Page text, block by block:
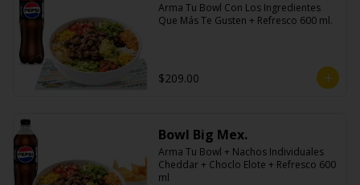
Arma Tu Bowl Con Los Ingredientes
Que Más Te Gusten + Refresco 600 ml.
$209.00
Bowl Big Mex.
Arma Tu Bowl + Nachos Individuales
Cheddar + Choclo Elote + Refresco 600
ml